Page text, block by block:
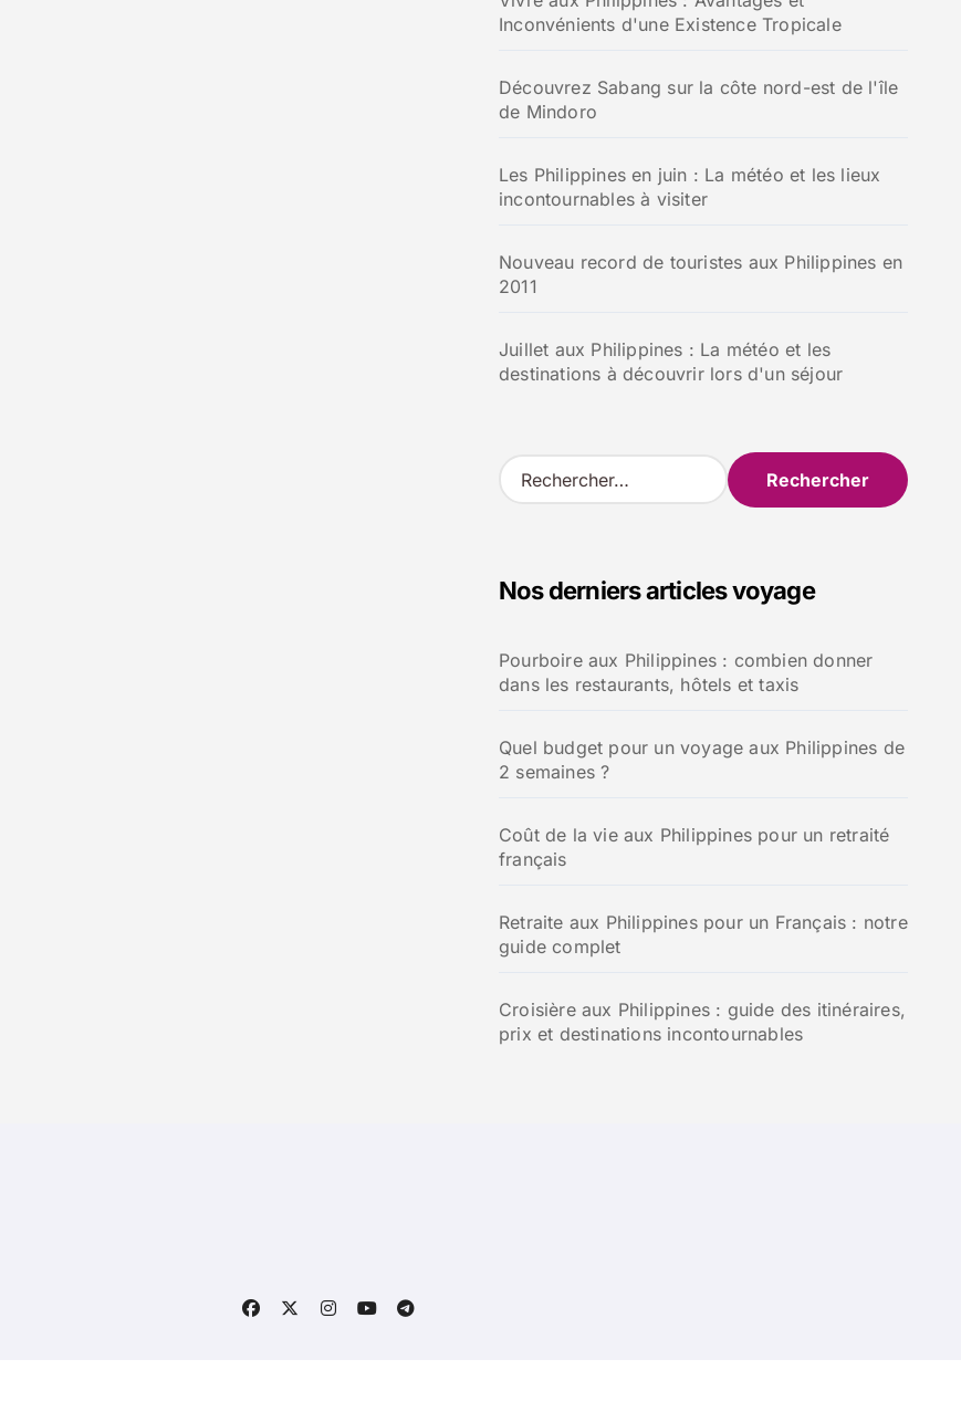
Inconvénients d'une Existence Tropicale
Découvrez Sabang sur la côte nord-est de l'île
de Mindoro
Les Philippines en juin : La météo et les lieux
incontournables à visiter
Nouveau record de touristes aux Philippines en
2011
Juillet aux Philippines : La météo et les
destinations à découvrir lors d'un séjour
R
e
r
e
r
Nos derniers articles voyage
Pourboire aux Philippines : combien donner
dans les restaurants, hôtels et taxis
Quel budget pour un voyage aux Philippines de
2 semaines ?
Coût de la vie aux Philippines pour un retraité
français
Retraite aux Philippines pour un Français : notre
guide complet
Croisière aux Philippines : guide des itinéraires,
prix et destinations incontournables